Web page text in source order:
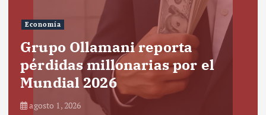
Economía
Grupo Ollamani reporta
pérdidas millonarias por el
Mundial 2026
agosto 1, 2026